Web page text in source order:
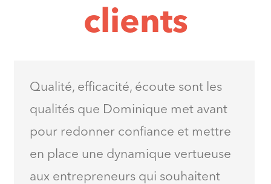
clients
Qualité, efficacité, écoute sont les
qualités que Dominique met avant
pour redonner confiance et mettre
en place une dynamique vertueuse
aux entrepreneurs qui souhaitent